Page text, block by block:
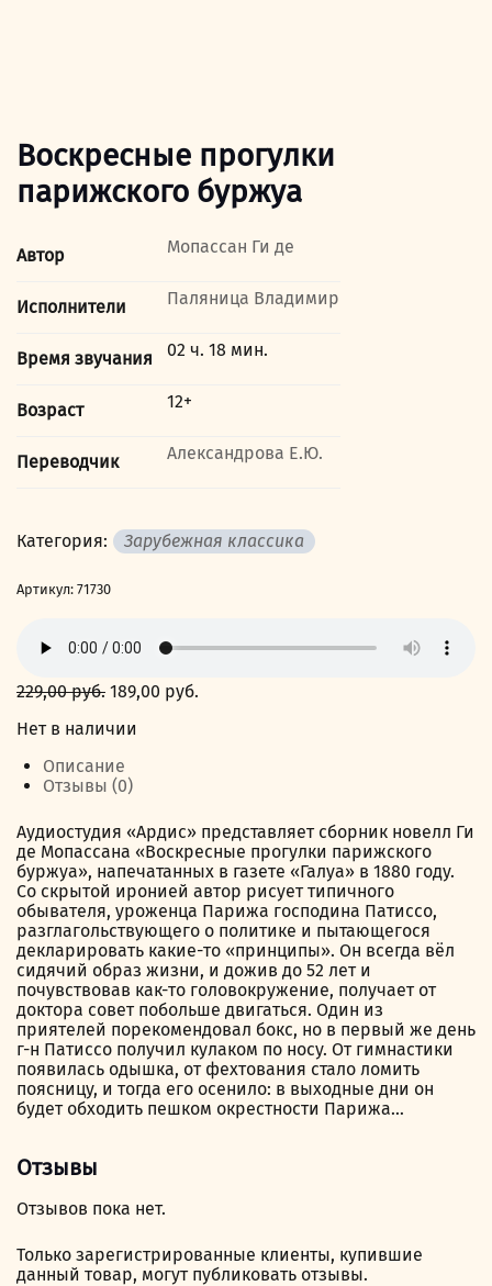
Воскресные прогулки
парижского буржуа
Автор Мопассан Ги де
Исполнители Паляница Владимир
Время звучания 02 ч. 18 мин.
Возраст 12+
Переводчик Александрова Е.Ю.
Категория: Зарубежная классика
Артикул: 71730
229,00руб. Первоначальная
составляла
189,00 руб.
Нет в наличии
Описание
Отзывы (0)
Аудиостудия «Ардис» представляет сборник новелл Ги
де Мопассана «Воскресные прогулки парижского
буржуа», напечатанных в газете «Галуа» в 1880 году.
Со скрытой иронией автор рисует типичного
обывателя, уроженца Парижа господина Патиссо,
разглагольствующего о политике и пытающегося
декларировать какие-то «принципы». Он всегда вёл
сидячий образ жизни, и дожив до 52 лет и
почувствовав как-то головокружение, получает от
доктора совет побольше двигаться. Один из
приятелей порекомендовал бокс, но в первый же день
г-н Патиссо получил кулаком по носу. От гимнастики
появилась одышка, от фехтования стало ломить
поясницу, и тогда его осенило: в выходные дни он
будет обходить пешком окрестности Парижа…
Отзывы
Отзывов пока нет.
Только зарегистрированные клиенты, купившие
данный товар, могут публиковать отзывы.